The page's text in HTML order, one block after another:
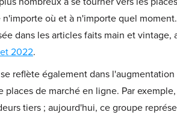
où et à n'importe quel
dans les articles faits main et vintage,
2022.
reflète également dans
de marché en ligne. Par
tiers ; aujourd'hui, ce groupe